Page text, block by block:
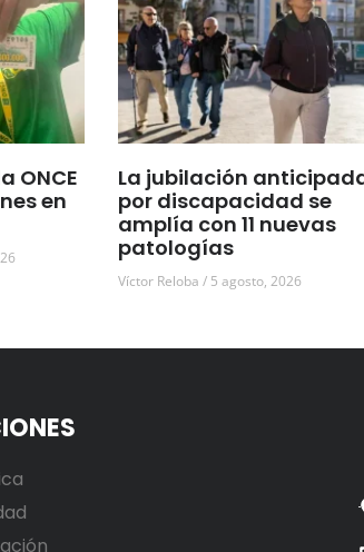
ONCE
en
La jubilación
por discapacidad se
amplía con 11 nuevas
patologías
Víctor Reloba 5 agosto, 2026